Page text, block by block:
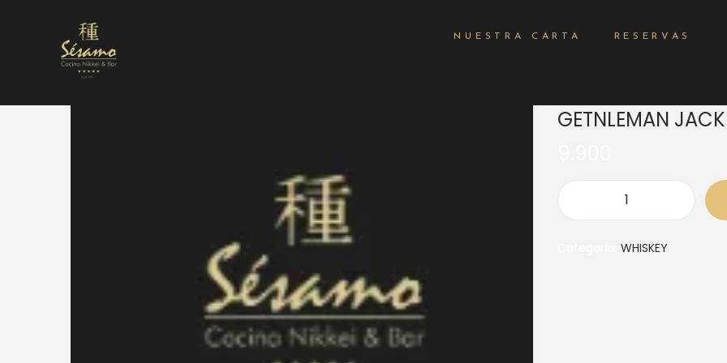
NUESTRA CARTA RESERVAS
GETNLEMAN JACK
WHISKEY